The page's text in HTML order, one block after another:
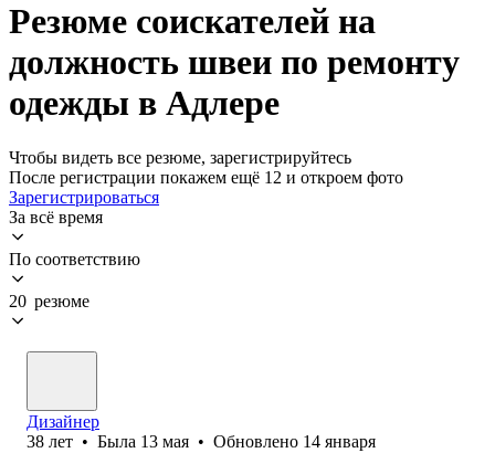
Резюме соискателей на
должность швеи по ремонту
одежды в Адлере
Чтобы видеть все резюме, зарегистрируйтесь
После регистрации покажем ещё 12 и откроем фото
Зарегистрироваться
За всё время
По соответствию
20 резюме
Дизайнер
38 лет • Была 13 мая • Обновлено 14 января